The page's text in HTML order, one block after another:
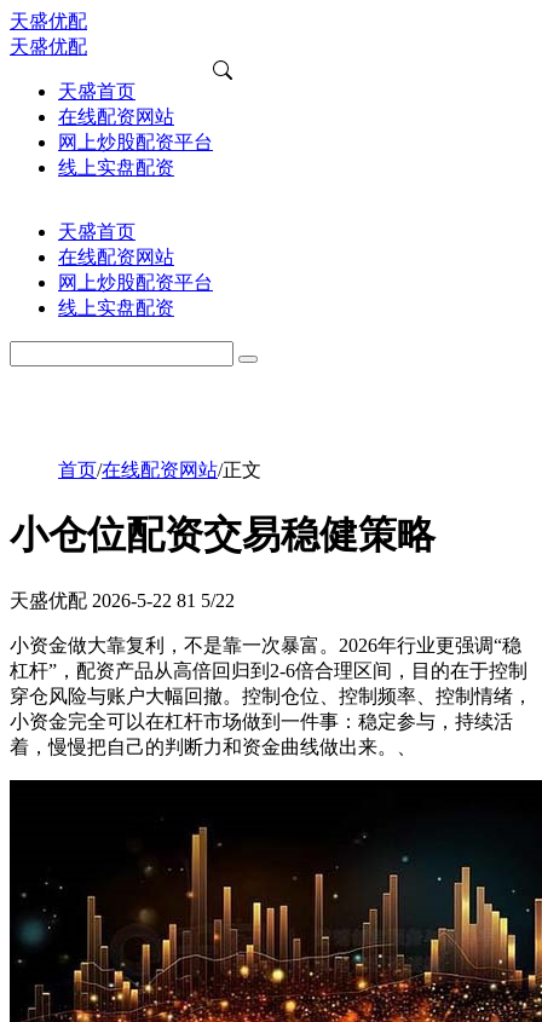
天盛优配
天盛优配
天盛首页
在线配资网站
网上炒股配资平台
线上实盘配资
天盛首页
在线配资网站
网上炒股配资平台
线上实盘配资
首页/在线配资网站/正文
小仓位配资交易稳健策略
天盛优配 2026-5-22 81 5/22
小资金做大靠复利，不是靠一次暴富。2026年行业更强调“稳
杠杆”，配资产品从高倍回归到2-6倍合理区间，目的在于控制
穿仓风险与账户大幅回撤。控制仓位、控制频率、控制情绪，
小资金完全可以在杠杆市场做到一件事：稳定参与，持续活
着，慢慢把自己的判断力和资金曲线做出来。、